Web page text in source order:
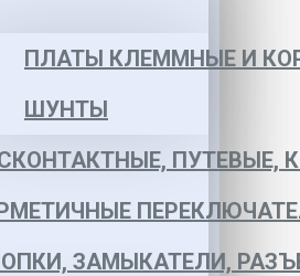
ПЛАТЫ КЛЕММНЫЕ И
ШУНТЫ
ПУТЕВЫЕ,
ЗАМЫКАТЕЛИ,